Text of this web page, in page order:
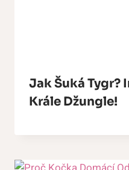
Jak Šuká
Krále Džungle!